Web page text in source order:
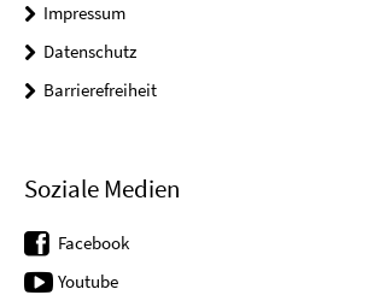
Impressum
Datenschutz
Barrierefreiheit
Soziale Medien
Facebook
Youtube